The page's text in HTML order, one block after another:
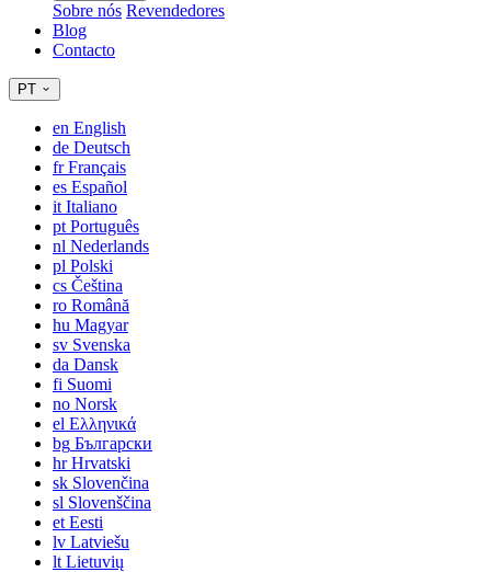
Sobre nós Revendedores
Blog
Contacto
PT
en English
de Deutsch
frFrançais
es Español
it Italiano
pt Português
nl Nederlands
pl Polski
cs Čeština
ro Română
hu Magyar
sv Svenska
da Dansk
fi Suomi
no Norsk
el Ελληνικά
bg Български
hrHrvatski
sk Slovenčina
sl Slovenščina
et Eesti
lv Latviešu
lt Lietuvių